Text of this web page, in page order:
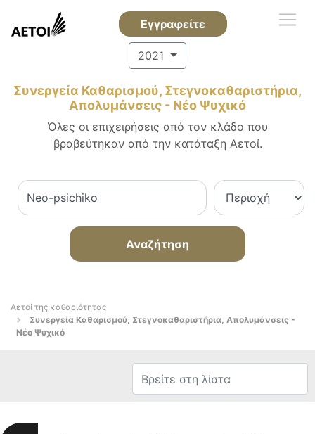
Εγγραφείτε
2021
Συνεργεία Καθαρισμού, Στεγνοκαθαριστήρια,
Απολυμάνσεις - Νέο Ψυχικό
Όλες οι επιχειρήσεις από τον κλάδο που
βραβεύτηκαν από την κατάταξη Αετοί.
Αναζήτηση
Αετοί της καθαριότητας
Συνεργεία Καθαρισμού, Στεγνοκαθαριστήρια, Απολυμάνσεις -
Νέο Ψυχικό